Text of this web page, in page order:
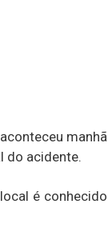
manhã
do acidente.
é conhecido